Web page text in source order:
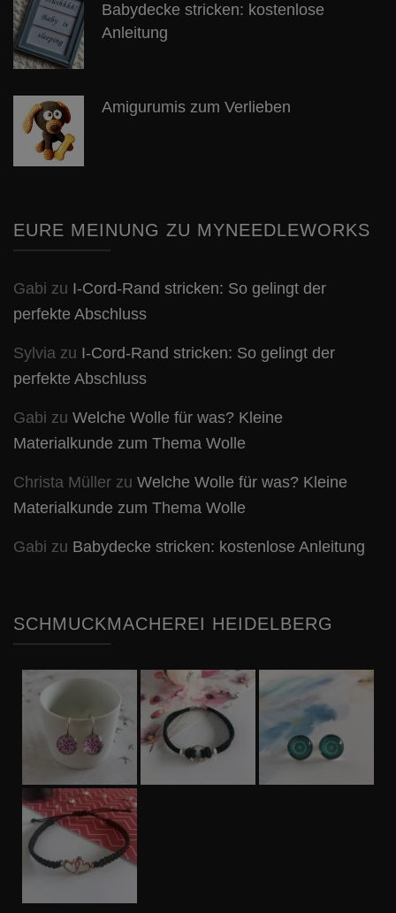
Babydecke stricken: kostenlose
Anleitung
Amigurumis zum Verlieben
EURE MEINUNG ZU MYNEEDLEWORKS
Gabi zu I-Cord-Rand stricken: So gelingt der
perfekte Abschluss
Sylvia zu I-Cord-Rand stricken: So gelingt der
perfekte Abschluss
Gabi zu Welche Wolle für was? Kleine
Materialkunde zum Thema Wolle
Christa Müller zu Welche Wolle für was? Kleine
Materialkunde zum Thema Wolle
Gabi zu Babydecke stricken: kostenlose Anleitung
SCHMUCKMACHEREI HEIDELBERG